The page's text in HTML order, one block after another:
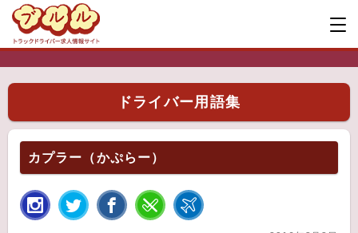
ドライバー用語集
カプラー（かぷらー）